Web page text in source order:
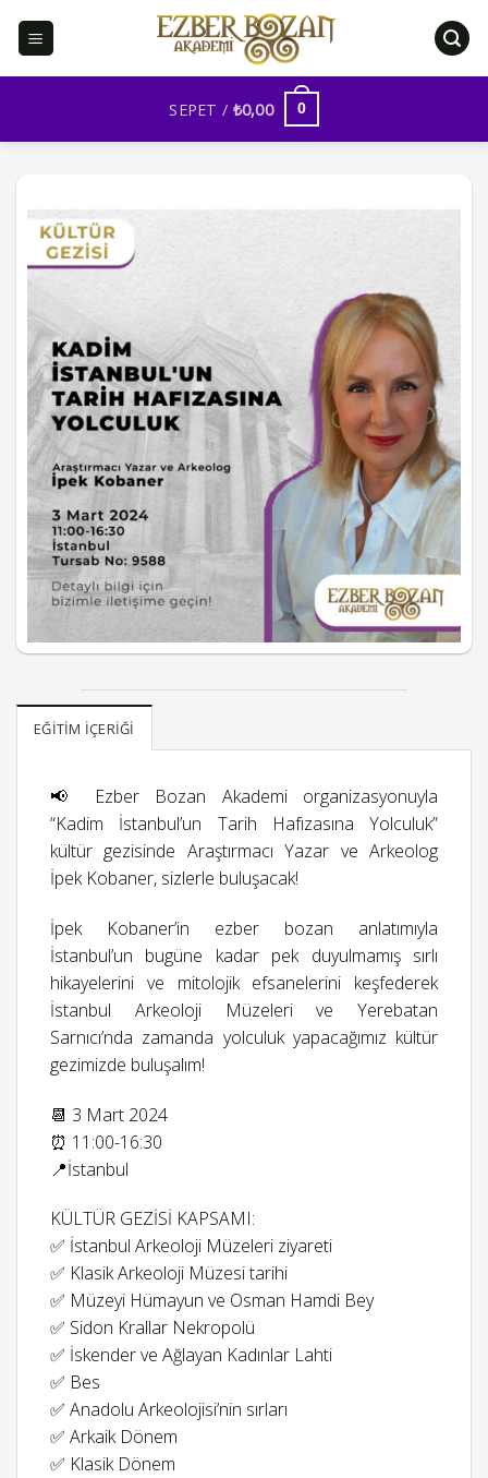
SEPET / ₺0,00 0
EĞITIM İÇERIĞI
📢 Ezber Bozan Akademi organizasyonuyla
“Kadim İstanbul’un Tarih Hafızasına Yolculuk”
kültür gezisinde Araştırmacı Yazar ve Arkeolog
İpek Kobaner, sizlerle buluşacak!
İpek Kobaner’in ezber bozan anlatımıyla
İstanbul’un bugüne kadar pek duyulmamış sırlı
hikayelerini ve mitolojik efsanelerini keşfederek
İstanbul Arkeoloji Müzeleri ve Yerebatan
Sarnıcı’nda zamanda yolculuk yapacağımız kültür
gezimizde buluşalım!
📆 3 Mart 2024
⏰ 11:00-16:30
📍İstanbul
KÜLTÜR GEZİSİ KAPSAMI:
✅ İstanbul Arkeoloji Müzeleri ziyareti
✅ Klasik Arkeoloji Müzesi tarihi
✅ Müzeyi Hümayun ve Osman Hamdi Bey
✅ Sidon Krallar Nekropolü
✅ İskender ve Ağlayan Kadınlar Lahti
✅ Bes
✅ Anadolu Arkeolojisi’nin sırları
✅ Arkaik Dönem
✅ Klasik Dönem